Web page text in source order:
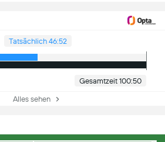
Tatsächlich 46:52
Gesamtzeit 100:50
Alles sehen